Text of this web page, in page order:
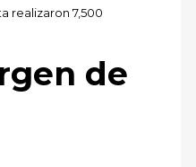
realizaron 7,500
de